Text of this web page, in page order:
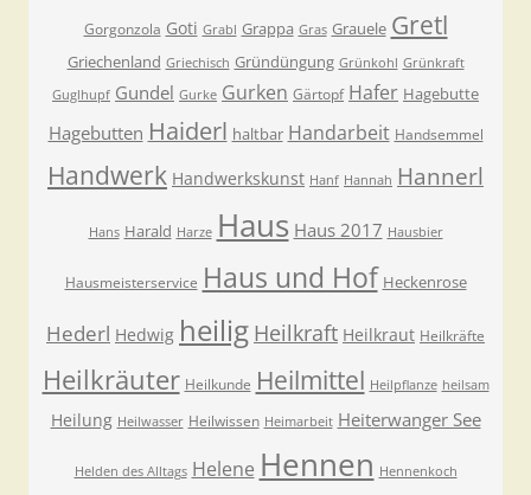
Gorgonzola Goti Grabl Grappa Gras Grauele Gretl
Griechenland Griechisch Gründüngung Grünkohl Grünkraft
Guglhupf Gundel Gurke Gurken Gärtopf Hafer Hagebutte
Hagebutten Haiderl haltbar Handarbeit Handsemmel
Handwerk Handwerkskunst Hanf Hannah Hannerl
Hans Harald Harze Haus Haus 2017 Hausbier
Hausmeisterservice Haus und Hof Heckenrose
Hederl Hedwig heilig Heilkraft Heilkraut Heilkräfte
Heilkräuter Heilkunde Heilmittel Heilpflanze heilsam
Heilung Heilwasser Heilwissen Heimarbeit Heiterwanger See
Helden des Alltags Helene Hennen Hennenkoch